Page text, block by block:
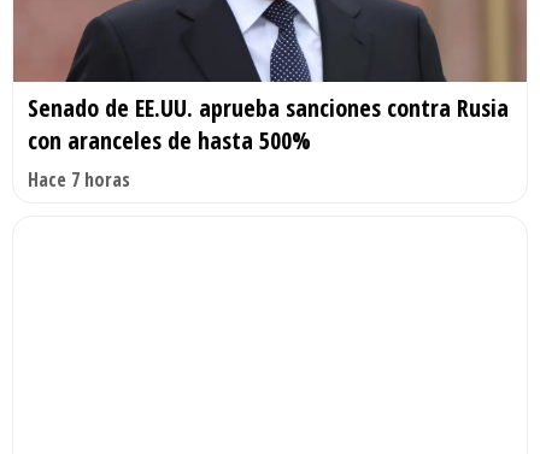
Senado de EE.UU. aprueba sanciones contra Rusia
con aranceles de hasta 500%
Hace 7 horas